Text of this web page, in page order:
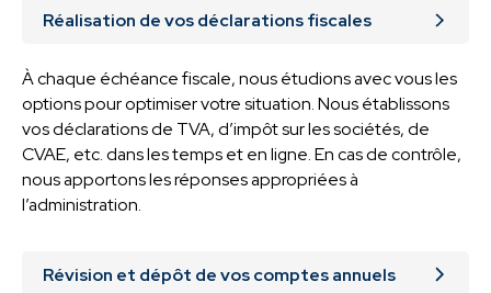
Réalisation de vos déclarations fiscales
À chaque échéance fiscale, nous étudions avec vous les
options pour optimiser votre situation. Nous établissons
vos déclarations de TVA, d’impôt sur les sociétés, de
CVAE, etc. dans les temps et en ligne. En cas de contrôle,
nous apportons les réponses appropriées à
l’administration.
Révision et dépôt de vos comptes annuels